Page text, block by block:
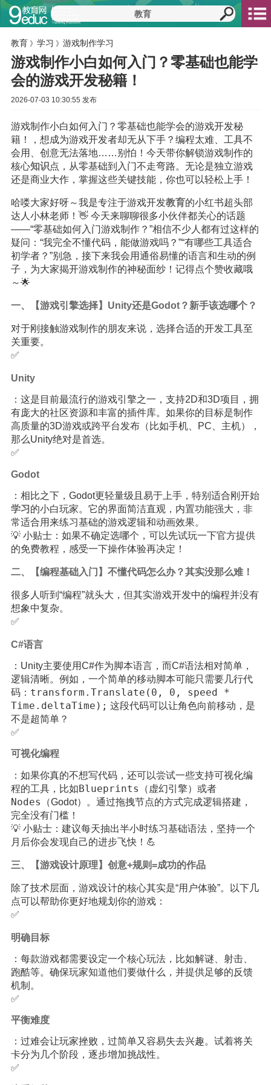
教育 》 学习 》 游戏制作学习
游戏制作小白如何入门？零基础也能学
会的游戏开发秘籍！
2026-07-03 10:30:55 发布
游戏制作小白如何入门？零基础也能学会的游戏开发秘
籍！，想成为游戏开发者却无从下手？编程太难、工具不
会用、创意无法落地……别怕！今天带你解锁游戏制作的
核心知识点，从零基础到入门不走弯路。无论是独立游戏
还是商业大作，掌握这些关键技能，你也可以轻松上手！
哈喽大家好呀～我是专注于游戏开发教育的小红书超头部
达人小林老师！👋 今天来聊聊很多小伙伴都关心的话题
——“零基础如何入门游戏制作？”相信不少人都有过这样的
疑问：“我完全不懂代码，能做游戏吗？”“有哪些工具适合
初学者？”别急，接下来我会用通俗易懂的语言和生动的例
子，为大家揭开游戏制作的神秘面纱！记得点个赞收藏哦
～🌟
一、【游戏引擎选择】Unity还是Godot？新手该选哪个？
对于刚接触游戏制作的朋友来说，选择合适的开发工具至
关重要。
✅
Unity
：这是目前最流行的游戏引擎之一，支持2D和3D项目，拥
有庞大的社区资源和丰富的插件库。如果你的目标是制作
高质量的3D游戏或跨平台发布（比如手机、PC、主机），
那么Unity绝对是首选。
✅
Godot
：相比之下，Godot更轻量级且易于上手，特别适合刚开始
学习 的小白玩家。它的界面简洁直观，内置功能强大，非
常适合用来练习基础的游戏逻辑和动画效果。
💡 小贴士：如果不确定选哪个，可以先试玩一下官方提供
的免费教程，感受一下操作体验再决定！
二、【编程基础入门】不懂代码怎么办？其实没那么难！
很多人听到“编程”就头大，但其实游戏开发中的编程并没有
想象中复杂。
✅
C#语言
：Unity主要使用C#作为脚本语言，而C#语法相对简单，
逻辑清晰。例如，一个简单的移动脚本可能只需要几行代
码： transform.Translate(0, 0, speed *
Time.deltaTime); 这段代码可以让角色向前移动，是
不是超简单？
✅
可视化编程
：如果你真的不想写代码，还可以尝试一些支持可视化编
程的工具，比如Blueprints （虚幻引擎）或者
Nodes
（Godot）。通过拖拽节点的方式完成逻辑搭建，
完全没有门槛！
💡 小贴士：建议每天抽出半小时练习基础语法，坚持一个
月后你会发现自己的进步飞快！💪
三、【游戏设计原理】创意+规则=成功的作品
除了技术层面，游戏设计的核心其实是“用户体验”。以下几
点可以帮助你更好地规划你的游戏：
✅
明确目标
：每款游戏都需要设定一个核心玩法，比如解谜、射击、
跑酷等。确保玩家知道他们要做什么，并提供足够的反馈
机制。
✅
平衡难度
：过难会让玩家挫败，过简单又容易失去兴趣。试着将关
卡分为几个阶段，逐步增加挑战性。
✅